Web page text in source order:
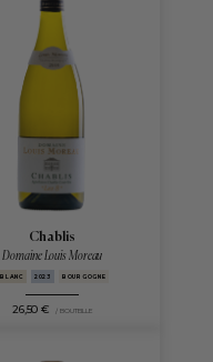
Chablis
Domaine Louis Moreau
BLANC 2023 BOURGOGNE
26,50 € / BOUTEILLE